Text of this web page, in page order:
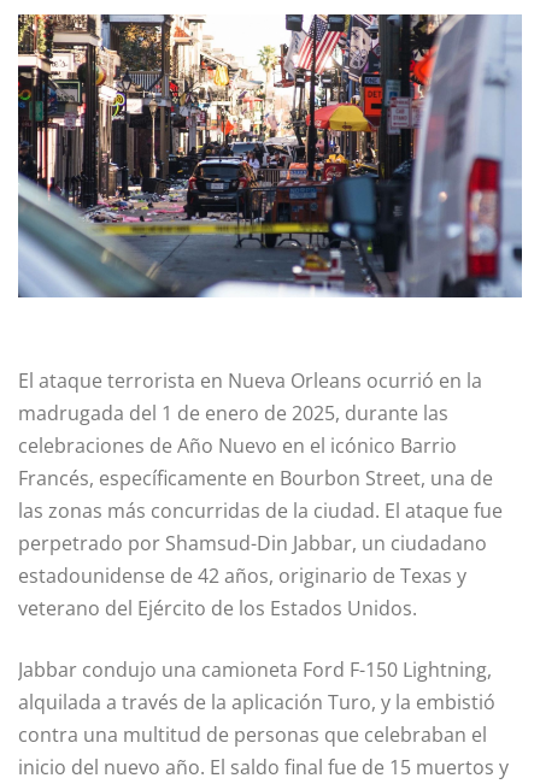
El ataque terrorista en Nueva Orleans ocurrió en la
madrugada del 1 de enero de 2025, durante las
celebraciones de Año Nuevo en el icónico Barrio
Francés, específicamente en Bourbon Street, una de
las zonas más concurridas de la ciudad. El ataque fue
perpetrado por Shamsud-Din Jabbar, un ciudadano
estadounidense de 42 años, originario de Texas y
veterano del Ejército de los Estados Unidos.
Jabbar condujo una camioneta Ford F-150 Lightning,
alquilada a través de la aplicación Turo, y la embistió
contra una multitud de personas que celebraban el
inicio del nuevo año. El saldo final fue de 15 muertos y